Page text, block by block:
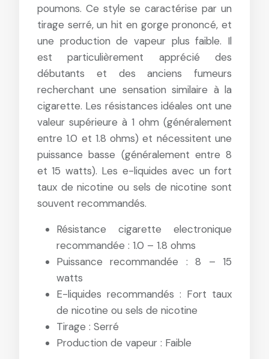
poumons. Ce style se caractérise par un
tirage serré, un hit en gorge prononcé, et
une production de vapeur plus faible. Il
est particulièrement apprécié des
débutants et des anciens fumeurs
recherchant une sensation similaire à la
cigarette. Les résistances idéales ont une
valeur supérieure à 1 ohm (généralement
entre 1.0 et 1.8 ohms) et nécessitent une
puissance basse (généralement entre 8
et 15 watts). Les e-liquides avec un fort
taux de nicotine ou sels de nicotine sont
souvent recommandés.
Résistance cigarette electronique
recommandée : 1.0 – 1.8 ohms
Puissance recommandée : 8 – 15
watts
E-liquides recommandés : Fort taux
de nicotine ou sels de nicotine
Tirage : Serré
Production de vapeur : Faible